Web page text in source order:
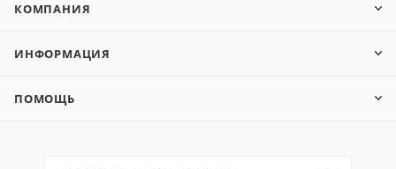
КОМПАНИЯ
ИНФОРМАЦИЯ
ПОМОЩЬ